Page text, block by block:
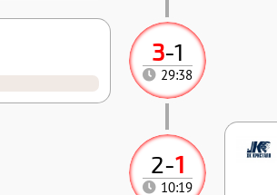
2-1
10:19
3-1
29:38